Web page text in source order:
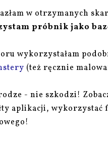
w otrzymanych
próbnik jako
wykorzystałam
(też ręcznie
- nie szkodzi!
aplikacji, wykorzystać